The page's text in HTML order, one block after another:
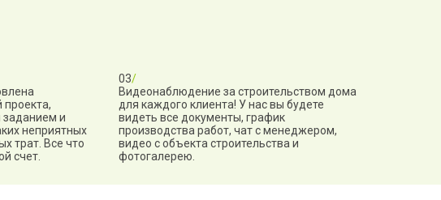
проекта,
заданием и
неприятных
трат. Все что
счет.
03/
Видеонаблюдение за строительством дома
для каждого клиента! У нас вы будете
видеть все документы, график
производства работ, чат с менеджером,
видео с объекта строительства и
фотогалерею.